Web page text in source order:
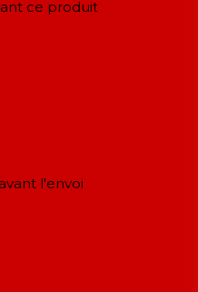
ce produit
avant l'envoi